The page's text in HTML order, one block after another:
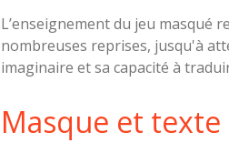
L’enseignement du jeu masqué
nombreuses reprises, jusqu'à
imaginaire et sa capacité à
Masque et